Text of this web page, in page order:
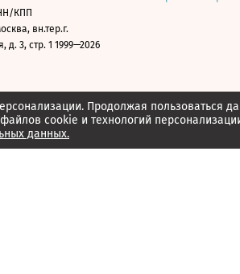
Продолжая пользоваться
cookie и технологий
данных.
КПП
вн.тер.г.
3, стр. 1 1999—2026